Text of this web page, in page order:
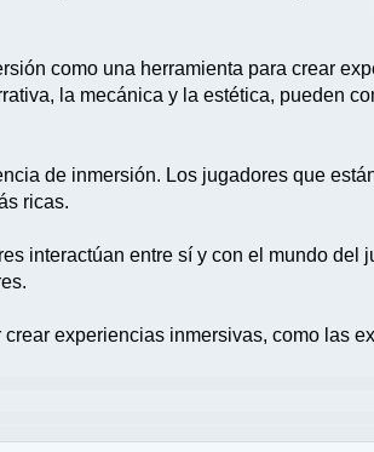
como una herramienta para crear
la mecánica y la estética, pueden
de inmersión. Los jugadores que
ricas.
interactúan entre sí y con el mundo del
experiencias inmersivas, como las